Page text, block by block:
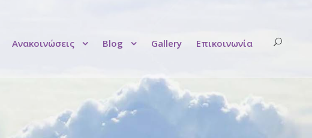
Ανακοινώσεις Blog Gallery Επικοινωνία